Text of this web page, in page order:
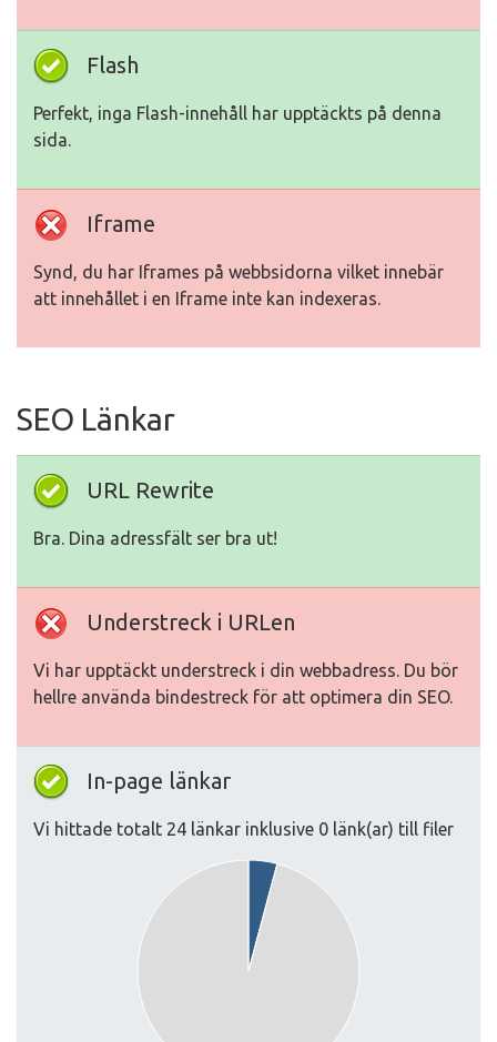
Flash
Perfekt, inga Flash-innehåll har upptäckts på denna
sida.
Iframe
Synd, du har Iframes på webbsidorna vilket innebär
att innehållet i en Iframe inte kan indexeras.
SEO Länkar
URL Rewrite
Bra. Dina adressfält ser bra ut!
Understreck i URLen
Vi har upptäckt understreck i din webbadress. Du bör
hellre använda bindestreck för att optimera din SEO.
In-page länkar
Vi hittade totalt 24 länkar inklusive 0 länk(ar) till filer